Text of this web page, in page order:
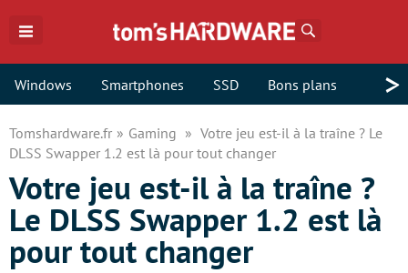
Windows Smartphones SSD Bons plans >
Tomshardware.fr Gaming
Votre jeu est-il à la traîne ? Le
DLSS Swapper 1.2 est là pour tout changer
Votre jeu est-il à la traîne ?
Le DLSS Swapper 1.2 est là
pour tout changer